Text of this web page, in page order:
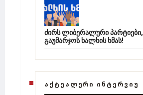
ძირს ლიბერალური პარტიები,
გაუმარჯოს ხალხის ხმას!
ᲐᲥᲢᲣᲐᲚᲣᲠᲘ ᲘᲜᲢᲔᲠᲕᲘᲣ